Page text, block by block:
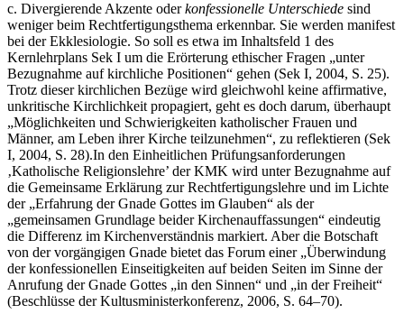
c. Divergierende Akzente oderkonfessionelle Unterschiede sind
weniger beim Rechtfertigungsthema erkennbar. Sie werden manifest
bei der Ekklesiologie. So soll es etwa im Inhaltsfeld 1 des
Kernlehrplans Sek I um die Erörterung ethischer Fragen „unter
Bezugnahme auf kirchliche Positionen“ gehen (Sek I, 2004, S. 25).
Trotz dieser kirchlichen Bezüge wird gleichwohl keine affirmative,
unkritische Kirchlichkeit propagiert, geht es doch darum, überhaupt
„Möglichkeiten und Schwierigkeiten katholischer Frauen und
Männer, am Leben ihrer Kirche teilzunehmen“, zu reflektieren (Sek
I, 2004, S. 28).In den Einheitlichen Prüfungsanforderungen
‚Katholische Religionslehre’ der KMK wird unter Bezugnahme auf
die Gemeinsame Erklärung zur Rechtfertigungslehre und im Lichte
der „Erfahrung der Gnade Gottes im Glauben“ als der
„gemeinsamen Grundlage beider Kirchenauffassungen“ eindeutig
die Differenz im Kirchenverständnis markiert. Aber die Botschaft
von der vorgängigen Gnade bietet das Forum einer „Überwindung
der konfessionellen Einseitigkeiten auf beiden Seiten im Sinne der
Anrufung der Gnade Gottes „in den Sinnen“ und „in der Freiheit“
(Beschlüsse der Kultusministerkonferenz, 2006, S. 64–70).